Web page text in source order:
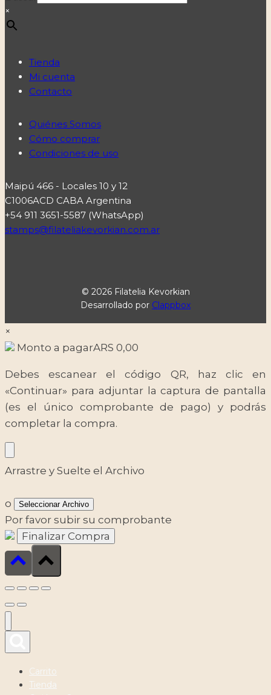
×
Tienda
Mi cuenta
Contacto
Quiénes Somos
Cómo comprar
Condiciones de uso
Maipú 466 - Locales 10 y 12
C1006ACD CABA Argentina
+54 911 3651-5587 (WhatsApp)
stamps@filateliakevorkian.com.ar
© 2026 Filatelia Kevorkian
Desarrollado por Clappbox
×
Monto a pagarARS 0,00
Debes escanear el código QR, haz clic en
«Continuar» para adjuntar la captura de pantalla
(es el único comprobante de pago) y podrás
completar la compra.
Arrastre y Suelte el Archivo
o Seleccionar Archivo
Por favor subir su comprobante
Carrito
Tienda